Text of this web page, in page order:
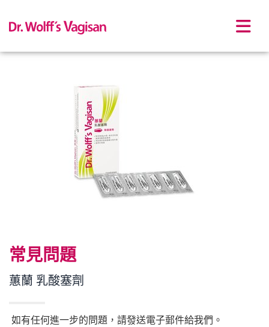
常見問題
蕙蘭 乳酸塞劑
如有任何進一步的問題，請發送電子郵件給我們。